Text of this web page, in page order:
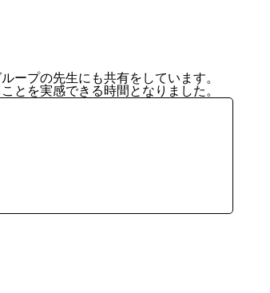
ープの先生にも共有をしています。
とを実感できる時間となりました。